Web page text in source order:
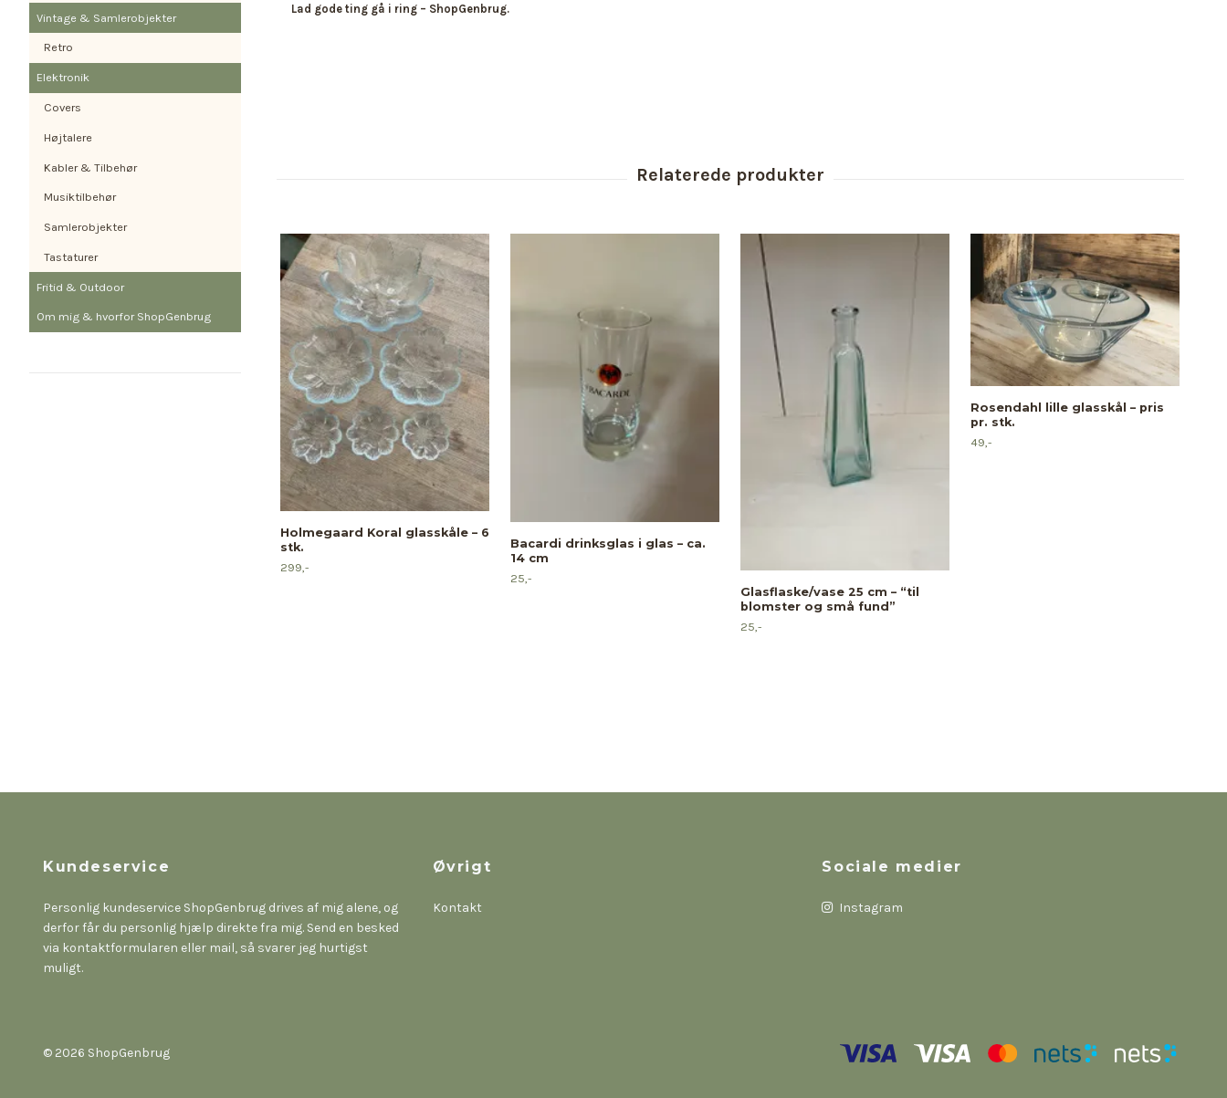
Vintage & Samlerobjekter
Retro
Elektronik
Covers
Højtalere
Kabler & Tilbehør
Musiktilbehør
Samlerobjekter
Tastaturer
Fritid & Outdoor
Om mig & hvorfor ShopGenbrug
Lad gode ting gå i ring – ShopGenbrug.
Holmegaard Koral glasskåle – 6
stk.
299,-
Bacardi drinksglas i glas – ca.
14 cm
25,-
Glasflaske/vase 25 cm – “til
blomster og små fund”
25,-
Rosendahl lille glasskål – pris
pr. stk.
49,-
Kundeservice
Personlig kundeservice ShopGenbrug drives af mig alene, og
derfor får du personlig hjælp direkte fra mig. Send en besked
via kontaktformularen eller mail, så svarer jeg hurtigst
muligt.
Øvrigt
Kontakt
Sociale medier
Instagram
© 2026 ShopGenbrug